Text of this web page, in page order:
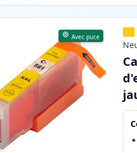
Avec puce